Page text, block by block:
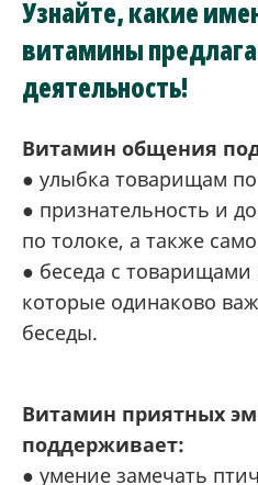
Узнайте, какие
витамины
деятельность!
Витамин общения
● улыбка товарищам по
● признательность и
по толоке, а также
● беседа с товарищами
которые одинаково
беседы.
Витамин приятных
поддерживает:
● умение замечать